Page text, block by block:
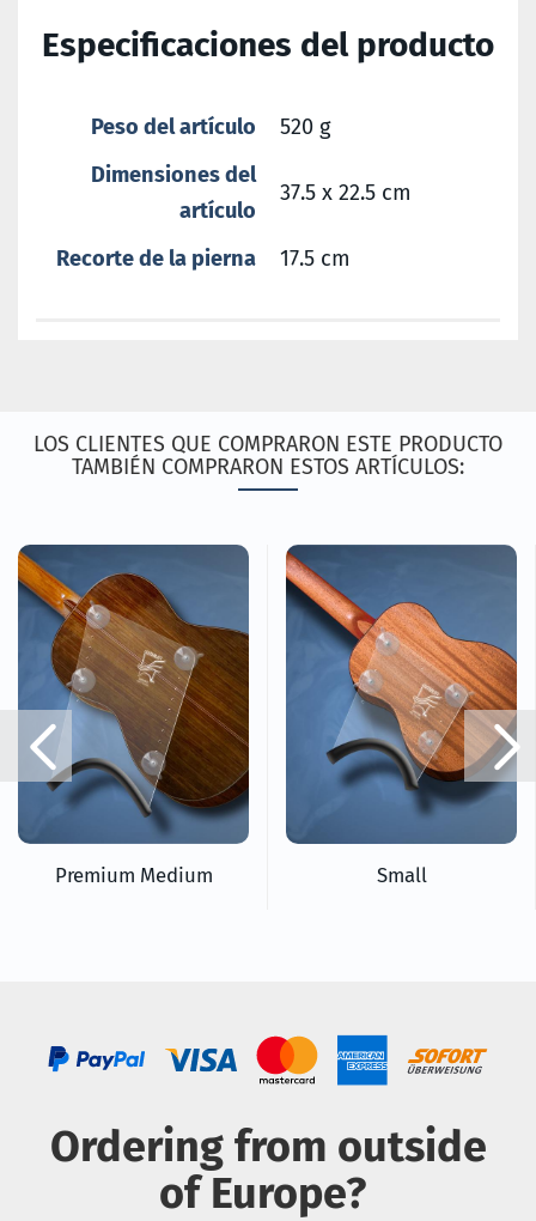
Especificaciones del producto
Peso del artículo
520 g
Dimensiones del
artículo
37.5 x 22.5 cm
Recorte de la pierna 17.5 cm
LOS CLIENTES QUE COMPRARON ESTE PRODUCTO
TAMBIÉN COMPRARON ESTOS ARTÍCULOS:
Premium Medium Small
Ordering from outside
of Europe?